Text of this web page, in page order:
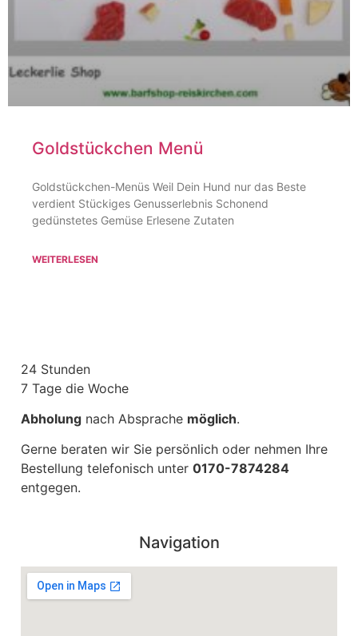
Goldstückchen Menü
Goldstückchen-Menüs Weil Dein Hund nur das Beste
verdient Stückiges Genusserlebnis Schonend
gedünstetes Gemüse Erlesene Zutaten
WEITERLESEN
24 Stunden
7 Tage die Woche
Abholung nach Absprache möglich.
Gerne beraten wir Sie persönlich oder nehmen Ihre
Bestellung telefonisch unter 0170-7874284
entgegen.
Navigation